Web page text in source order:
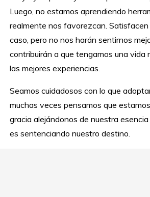
Luego, no estamos aprendiendo
realmente nos favorezcan.
caso, pero no nos harán sentirnos
contribuirán a que tengamos una vida
las mejores experiencias.
Seamos cuidadosos con lo que
muchas veces pensamos que
gracia alejándonos de nuestra
es sentenciando nuestro destino.